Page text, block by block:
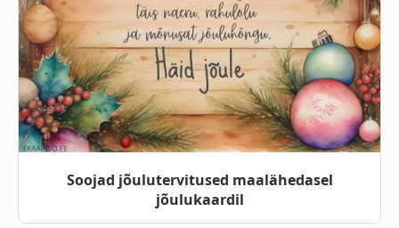
Soojad jõulutervitused maalähedasel
jõulukaardil